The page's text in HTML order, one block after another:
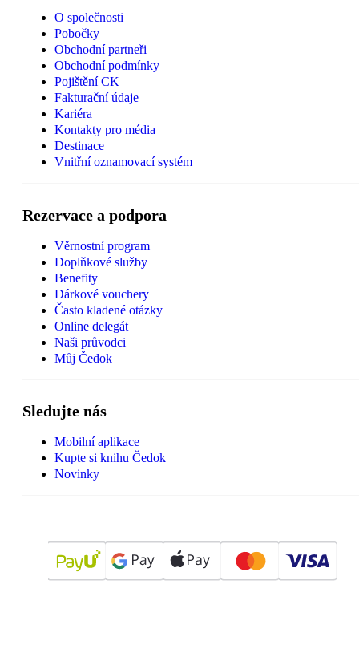
O společnosti
Pobočky
Obchodní partneři
Obchodní podmínky
Pojištění CK
Fakturační údaje
Kariéra
Kontakty pro média
Destinace
Vnitřní oznamovací systém
Rezervace a podpora
Věrnostní program
Doplňkové služby
Benefity
Dárkové vouchery
Často kladené otázky
Online delegát
Naši průvodci
Můj Čedok
Sledujte nás
Mobilní aplikace
Kupte si knihu Čedok
Novinky